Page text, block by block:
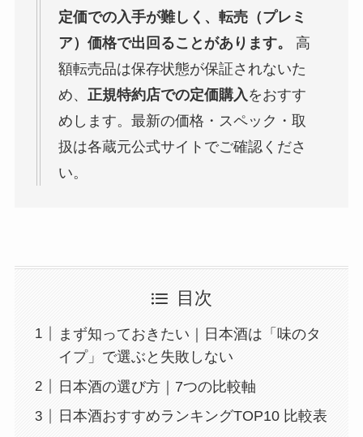
定価での入手が難しく、転売（プレミ
ア）価格で出回ることがあります。
高
額転売品は保存状態が保証されないた
め、 正規特約店での定価購入をおすす
めします。最新の価格・スペック・取
扱は各蔵元公式サイトでご確認くださ
い。
目次
まず知っておきたい｜日本酒は「味のタ
イプ」で選ぶと失敗しない
日本酒の選び方｜7つの比較軸
日本酒おすすめランキングTOP10 比較表